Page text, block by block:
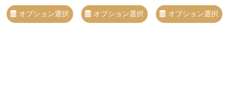
オプション選択 オプション選択 オプション選択